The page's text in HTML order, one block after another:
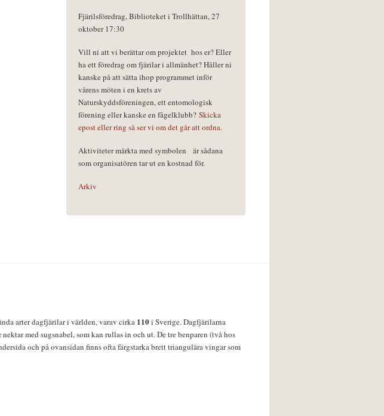
Fjärilsföredrag, Biblioteket i Trollhättan, 27
oktober 17:30
Vill ni att vi berättar om projektet hos er? Eller
ha ett föredrag om fjärilar i allmänhet? Håller ni
kanske på att sätta ihop programmet inför
vårens möten i en krets av
Naturskyddsföreningen, ett entomologisk
förening eller kanske en fågelklubb? Skicka
epost eller ring så ser vi om det går att ordna.
Aktiviteter märkta med symbolen
är sådana
som organisatören tar ut en kostnad för.
Arkiv
arter dagfjärilar i världen, varav cirka 110i Sverige. Dagfjärilarna
med sugsnabel, som kan rullas in och ut. De tre benparen (två hos
och på ovansidan finns ofta färgstarka brett triangulära vingar som